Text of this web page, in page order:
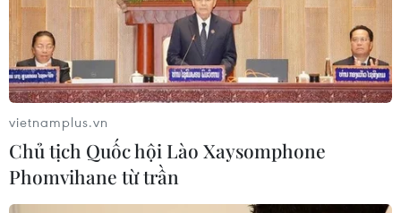
Ít nhất 6 người đã được xác nhận sống sót trong vụ rơi
máy bay ngày 29/11 (theo giờ Việt Nam) ở thị trấn La
Union, Colombia. Máy bay có 72 hành khách và 9
thành viên phi hành đoàn.
vietnamplus.vn
Chủ tịch Quốc hội Lào Xaysomphone
Phomvihane từ trần